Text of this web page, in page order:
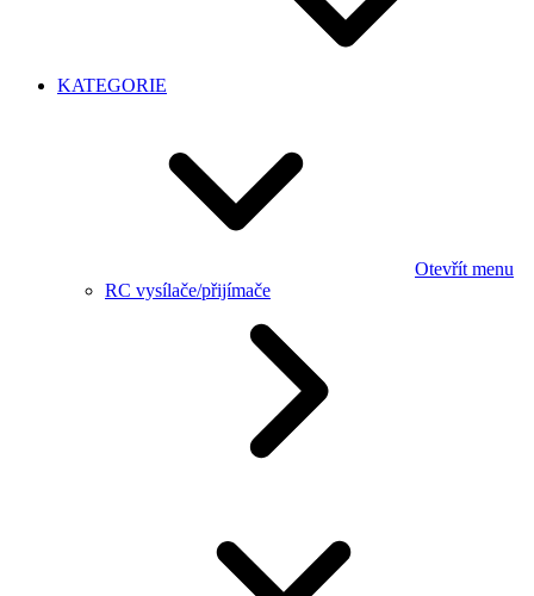
KATEGORIE
Otevřít menu
RC vysílače/přijímače